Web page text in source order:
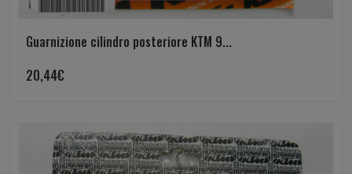
Guarnizione cilindro posteriore KTM 9...
20,44€